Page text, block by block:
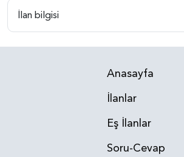
İlan bilgisi
Anasayfa
İlanlar
Eş İlanlar
Soru-Cevap